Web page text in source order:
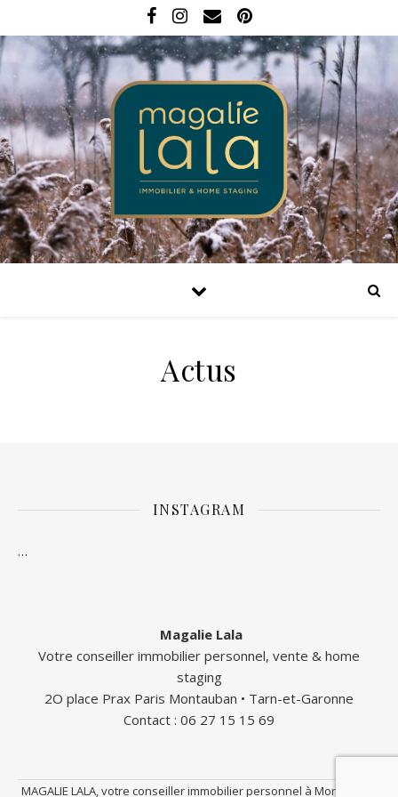
Actus
INSTAGRAM
…
Magalie Lala
Votre conseiller immobilier personnel, vente & home
staging
2O place Prax Paris Montauban • Tarn-et-Garonne
Contact : 06 27 15 15 69
MAGALIE LALA, votre conseiller immobilier personnel à Montauban